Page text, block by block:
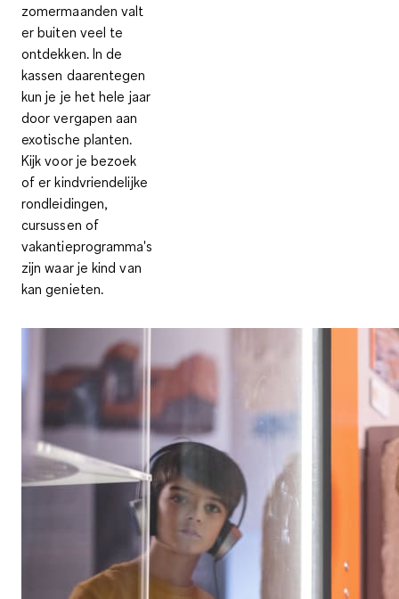
zomermaanden valt
er buiten veel te
ontdekken. In de
kassen daarentegen
kun je je het hele jaar
door vergapen aan
exotische planten.
Kijk voor je bezoek
of er kindvriendelijke
rondleidingen,
cursussen of
vakantieprogramma's
zijn waar je kind van
kan genieten.